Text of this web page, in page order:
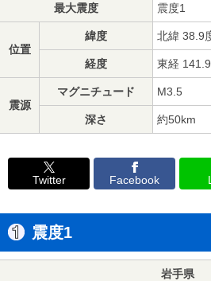
最大震度 震度1
位置
緯度 北緯 38.9
経度 東経
震源
マグニチュード M3.5
深さ 約50km
Twitter Facebook
震度1
岩手県